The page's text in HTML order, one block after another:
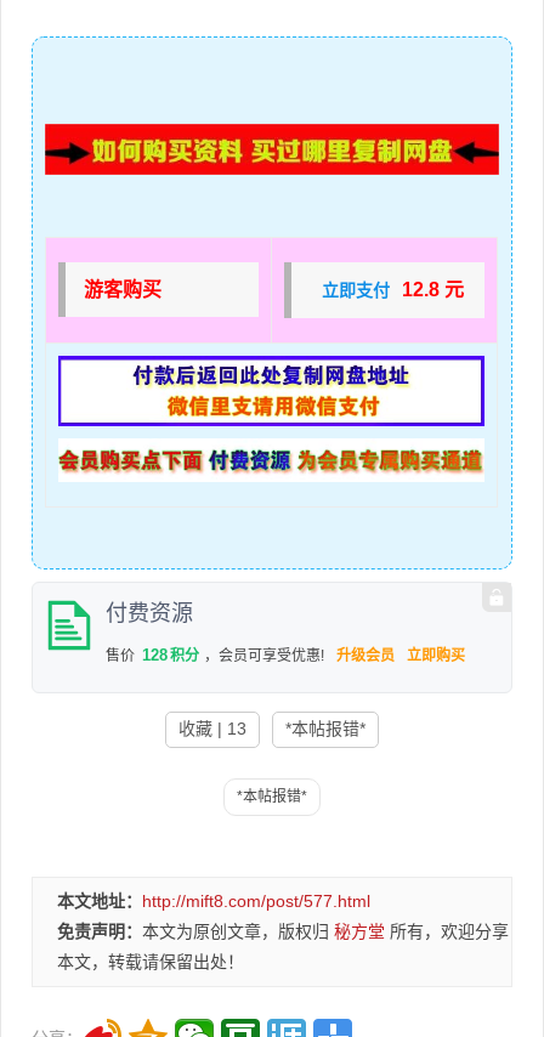
游客购买 立即支付 12.8 元
付费资源
售价 128积分 ，会员可享受优惠! 升级会员 立即购买
收藏 | 13 *本帖报错*
本文地址： http://mift8.com/post/577.html
免责声明： 本文为原创文章，版权归 秘方堂 所有，欢迎分享
本文，转载请保留出处！